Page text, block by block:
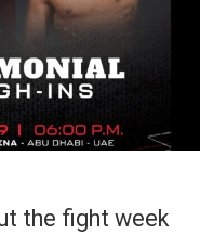
the fight week